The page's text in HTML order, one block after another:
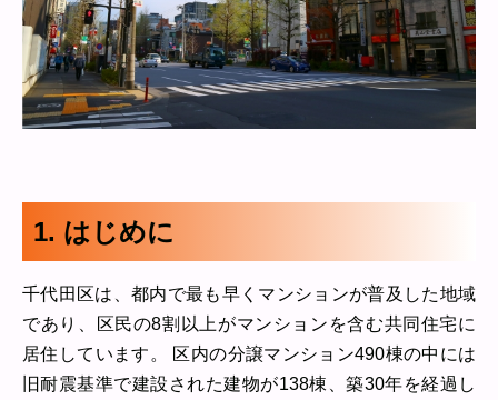
1. はじめに
千代田区は、都内で最も早くマンションが普及した地域
であり、区民の8割以上がマンションを含む共同住宅に
居住しています。 区内の分譲マンション490棟の中には
旧耐震基準で建設された建物が138棟、築30年を経過し